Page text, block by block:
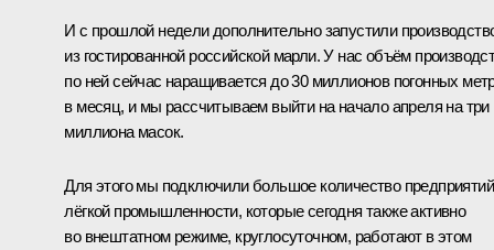
И с прошлой недели дополнительно запустили
из гостированной российской марли. У нас объём
по ней сейчас наращивается до 30 миллионов погонных
в месяц, и мы рассчитываем выйти на начало апреля на три
миллиона масок.
Для этого мы подключили большое количество предприятий
лёгкой промышленности, которые сегодня также активно
во внештатном режиме, круглосуточном, работают в этом